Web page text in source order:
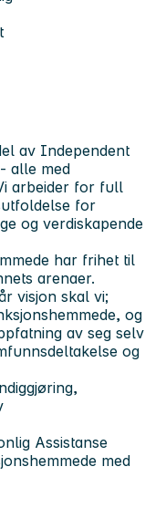
av Independent
alle med
arbeider for full
for
og verdiskapende
har frihet til
arenaer.
visjon skal vi;
og
av seg selv
og
Assistanse
med